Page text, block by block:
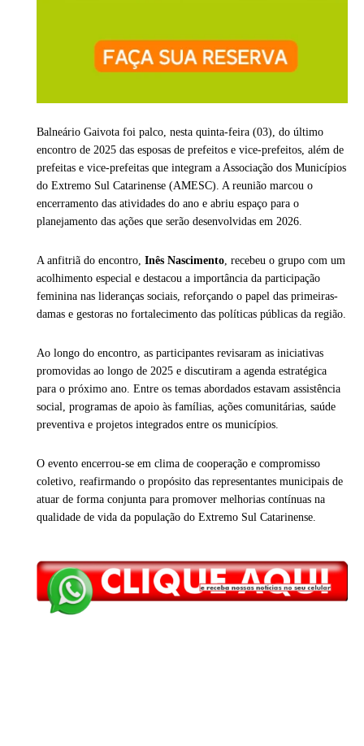
Balneário Gaivota foi palco, nesta quinta-feira (03), do último
encontro de 2025 das esposas de prefeitos e vice-prefeitos, além de
prefeitas e vice-prefeitas que integram a Associação dos Municípios
do Extremo Sul Catarinense (AMESC). A reunião marcou o
encerramento das atividades do ano e abriu espaço para o
planejamento das ações que serão desenvolvidas em 2026.
A anfitriã do encontro, Inês Nascimento, recebeu o grupo com um
acolhimento especial e destacou a importância da participação
feminina nas lideranças sociais, reforçando o papel das primeiras-
damas e gestoras no fortalecimento das políticas públicas da região.
Ao longo do encontro, as participantes revisaram as iniciativas
promovidas ao longo de 2025 e discutiram a agenda estratégica
para o próximo ano. Entre os temas abordados estavam assistência
social, programas de apoio às famílias, ações comunitárias, saúde
preventiva e projetos integrados entre os municípios.
O evento encerrou-se em clima de cooperação e compromisso
coletivo, reafirmando o propósito das representantes municipais de
atuar de forma conjunta para promover melhorias contínuas na
qualidade de vida da população do Extremo Sul Catarinense.